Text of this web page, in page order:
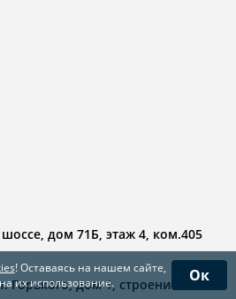
! Оставаясь на нашем сайте,
их использование.
Ок
дом 71Б, этаж 4, ком.405
дом 1, строение 2